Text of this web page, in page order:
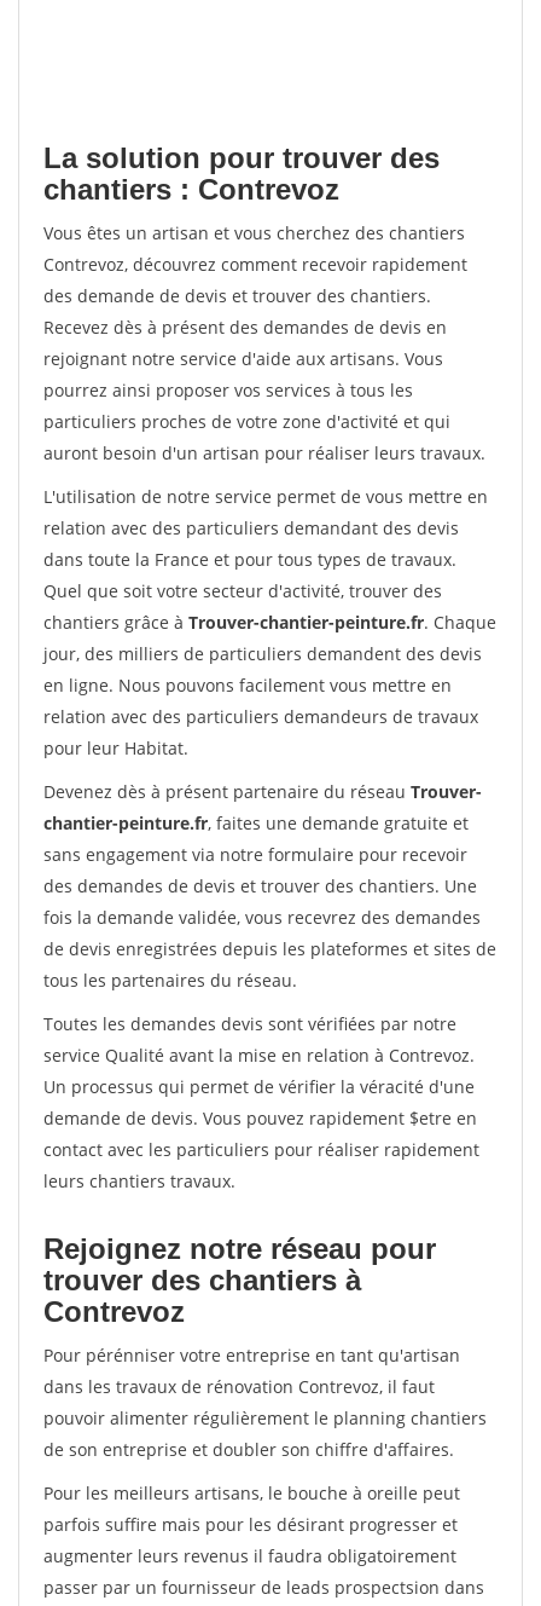
La solution pour trouver des
chantiers : Contrevoz
Vous êtes un artisan et vous cherchez des chantiers
Contrevoz, découvrez comment recevoir rapidement
des demande de devis et trouver des chantiers.
Recevez dès à présent des demandes de devis en
rejoignant notre service d'aide aux artisans. Vous
pourrez ainsi proposer vos services à tous les
particuliers proches de votre zone d'activité et qui
auront besoin d'un artisan pour réaliser leurs travaux.
L'utilisation de notre service permet de vous mettre en
relation avec des particuliers demandant des devis
dans toute la France et pour tous types de travaux.
Quel que soit votre secteur d'activité, trouver des
chantiers grâce à Trouver-chantier-peinture.fr. Chaque
jour, des milliers de particuliers demandent des devis
en ligne. Nous pouvons facilement vous mettre en
relation avec des particuliers demandeurs de travaux
pour leur Habitat.
Devenez dès à présent partenaire du réseau Trouver-
chantier-peinture.fr, faites une demande gratuite et
sans engagement via notre formulaire pour recevoir
des demandes de devis et trouver des chantiers. Une
fois la demande validée, vous recevrez des demandes
de devis enregistrées depuis les plateformes et sites de
tous les partenaires du réseau.
Toutes les demandes devis sont vérifiées par notre
service Qualité avant la mise en relation à Contrevoz.
Un processus qui permet de vérifier la véracité d'une
demande de devis. Vous pouvez rapidement $etre en
contact avec les particuliers pour réaliser rapidement
leurs chantiers travaux.
Rejoignez notre réseau pour
trouver des chantiers à
Contrevoz
Pour pérénniser votre entreprise en tant qu'artisan
dans les travaux de rénovation Contrevoz, il faut
pouvoir alimenter régulièrement le planning chantiers
de son entreprise et doubler son chiffre d'affaires.
Pour les meilleurs artisans, le bouche à oreille peut
parfois suffire mais pour les désirant progresser et
augmenter leurs revenus il faudra obligatoirement
passer par un fournisseur de leads prospectsion dans